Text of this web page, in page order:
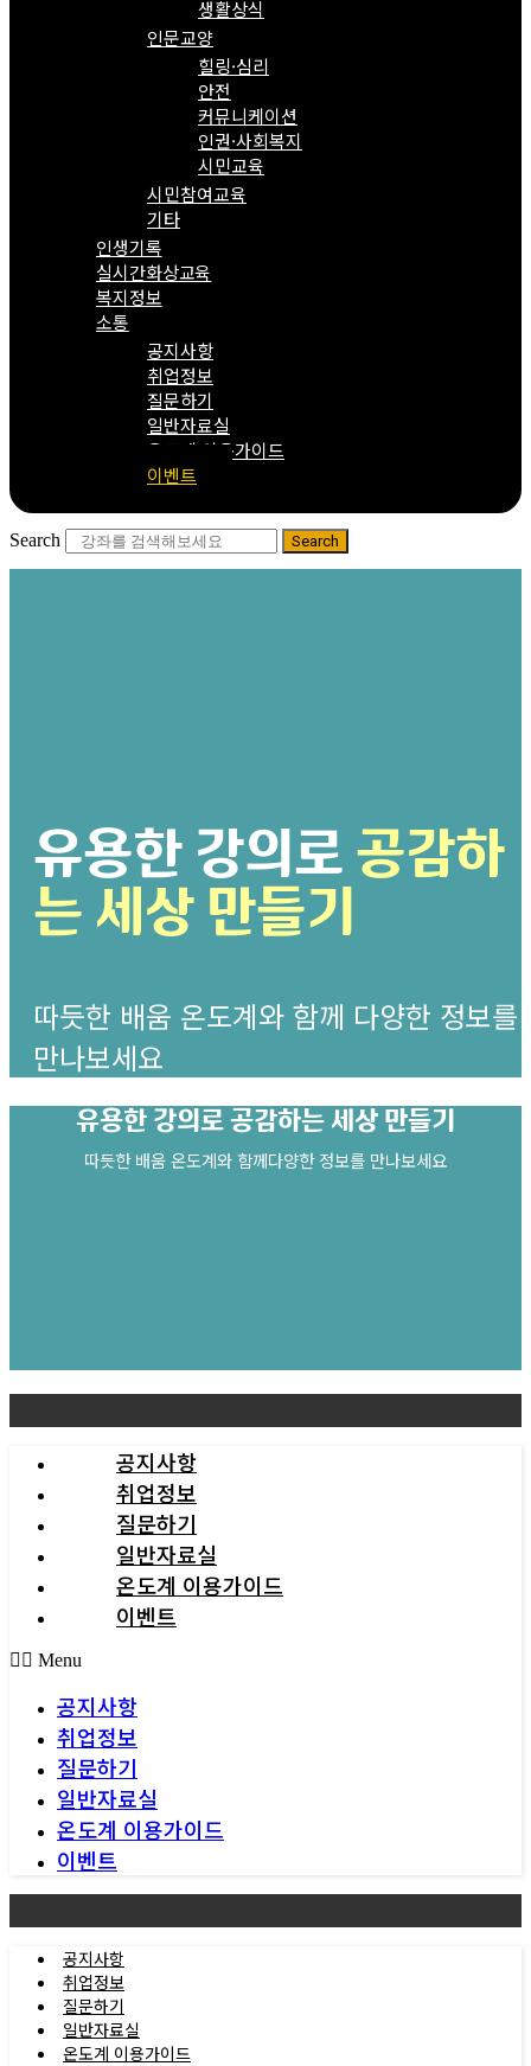
생활상식
인문교양
힐링·심리
안전
커뮤니케이션
인권·사회복지
시민교육
시민참여교육
기타
인생기록
실시간화상교육
복지정보
소통
공지사항
취업정보
질문하기
일반자료실
온도계 이용가이드
이벤트
Search Search
유용한 강의로 공감하
는 세상 만들기
따듯한 배움 온도계와 함께 다양한 정보를
만나보세요
유용한 강의로 공감하는 세상 만들기
따듯한 배움 온도계와 함께다양한 정보를 만나보세요
공지사항
취업정보
질문하기
일반자료실
온도계 이용가이드
이벤트
Menu
공지사항
취업정보
질문하기
일반자료실
온도계 이용가이드
이벤트
공지사항
취업정보
질문하기
일반자료실
온도계 이용가이드